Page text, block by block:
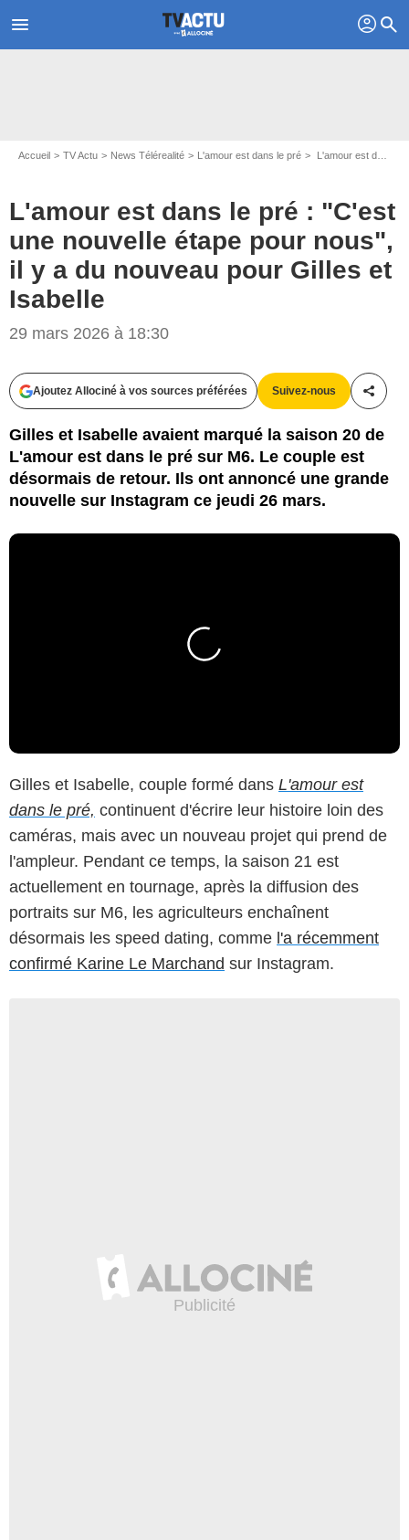
menu profil search
Accueil TV Actu News Télérealité L'amour est dans le pré L'amour est dans le pré : "C'est une nouvelle étape pour nous", il y a du nouveau pour Gilles et Isabelle
L'amour est dans le pré : "C'est
une nouvelle étape pour nous",
il y a du nouveau pour Gilles et
Isabelle
29 mars 2026 à 18:30
Ajoutez Allociné à vos sources préférées Suivez-nous
Gilles et Isabelle avaient marqué la saison 20 de
L'amour est dans le pré sur M6. Le couple est
désormais de retour. Ils ont annoncé une grande
nouvelle sur Instagram ce jeudi 26 mars.
Gilles et Isabelle, couple formé dans L'amour est
dans le pré, continuent d'écrire leur histoire loin des
caméras, mais avec un nouveau projet qui prend de
l'ampleur. Pendant ce temps, la saison 21 est
actuellement en tournage, après la diffusion des
portraits sur M6, les agriculteurs enchaînent
désormais les speed dating, comme l'a récemment
confirmé Karine Le Marchand sur Instagram.